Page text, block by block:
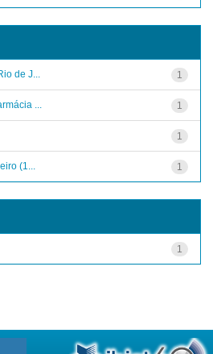
1
de J...
1
...
1
1
(1...
1